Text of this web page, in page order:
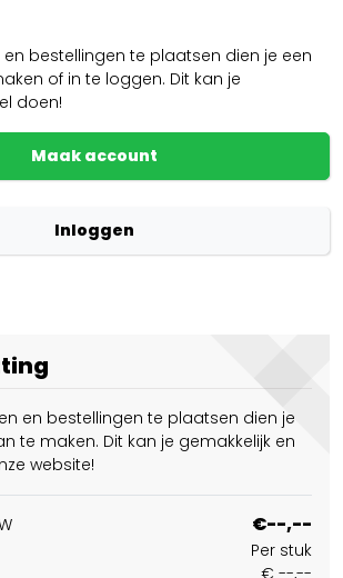
en bestellingen te plaatsen dien je een
of in te loggen. Dit kan je
doen!
Maak account
Inloggen
en bestellingen te plaatsen dien je
te maken. Dit kan je gemakkelijk en
website!
€--,--
Per stuk
€ --,--